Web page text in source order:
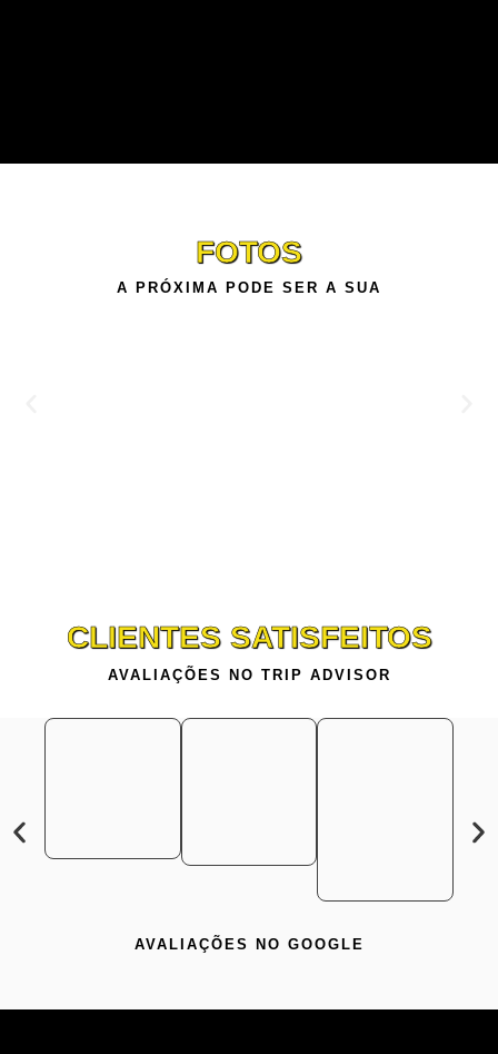
FOTOS
A PRÓXIMA PODE SER A SUA
CLIENTES SATISFEITOS
AVALIAÇÕES NO TRIP ADVISOR
AVALIAÇÕES NO GOOGLE